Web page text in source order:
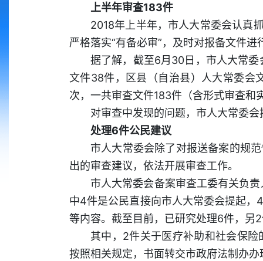
上半年审查183件
2018年上半年，市人大常委会认真
严格落实“有备必审”，及时对报备文件
据了解，截至6月30日，市人大常
文件38件，区县（自治县）人大常委会
次，一共审查文件183件（含形式审查
对审查中发现的问题，市人大常委
处理6件公民建议
市人大常委会除了对报送备案的规
出的审查建议，依法开展审查工作。
市人大常委会备案审查工委有关负
中4件是公民直接向市人大常委会提起
等内容。截至目前，已研究处理6件，
其中，2件关于医疗补助和社会保
按照相关规定，书面转交市政府法制办